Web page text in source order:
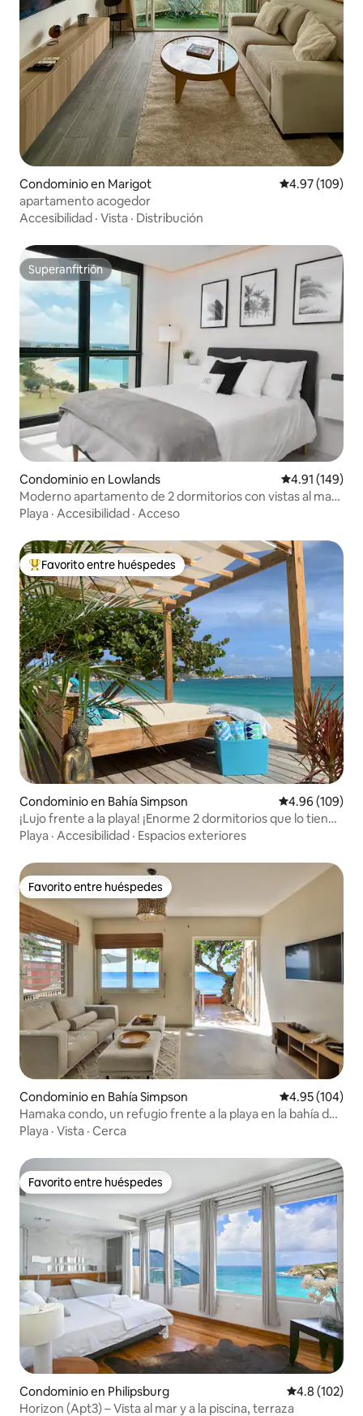
Condominio en Marigot Calificación
4.97 (109)
apartamento acogedor
Accesibilidad · Vista · Distribución
Superanfitrión
Superanfitrión
Condominio en Lowlands Calificación
4.91 (149)
Moderno apartamento de 2 dormitorios con vistas al mar
en Mullet Bay
Playa · Accesibilidad · Acceso
De los mejores en Favorito entre huéspedes
Favorito entre huéspedes
Condominio en Bahía Simpson Calificación
4.96 (109)
¡Lujo frente a la playa! ¡Enorme 2 dormitorios que lo tiene
todo! 😍🤩😍
Playa · Accesibilidad · Espacios exteriores
Favorito entre huéspedes
Favorito entre huéspedes
Condominio en Bahía Simpson Calificación
4.95 (104)
Hamaka condo, un refugio frente a la playa en la bahía de
Simpson
Playa · Vista · Cerca
Favorito entre huéspedes
Favorito entre huéspedes
Condominio en Philipsburg Calificación
4.8 (102)
Horizon (Apt3) – Vista al mar y a la piscina, terraza